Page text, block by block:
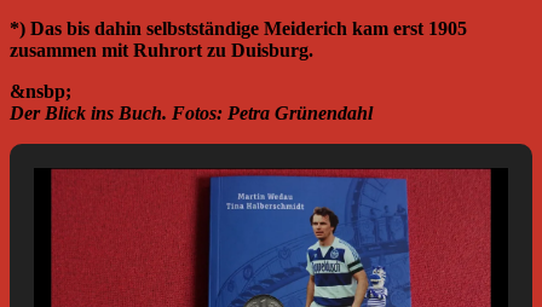
*) Das bis dahin selbstständige Meiderich kam erst 1905
zusammen mit Ruhrort zu Duisburg.
&nsbp;
Der Blick ins Buch. Fotos: Petra Grünendahl